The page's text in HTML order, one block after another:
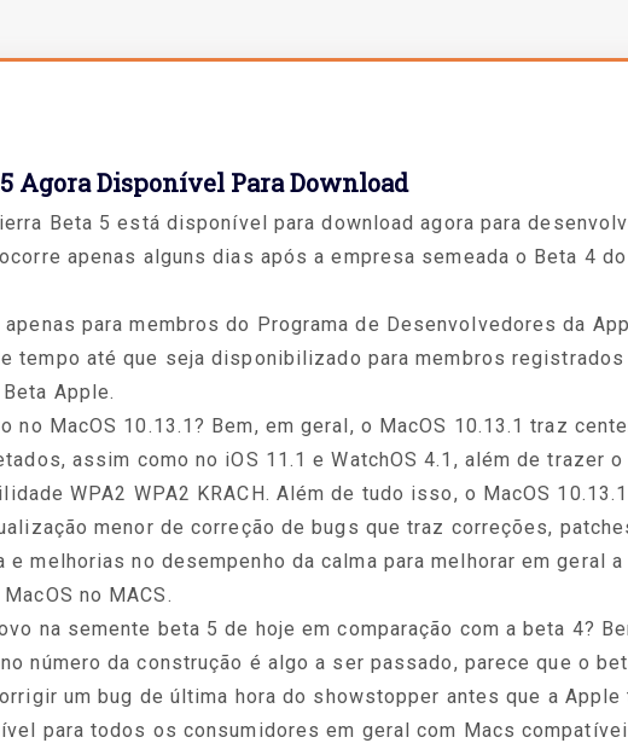
5 Agora Disponível Para Download
Beta 5 está disponível para download agora para
apenas alguns dias após a empresa semeada o Beta 4 do
para membros do Programa de Desenvolvedores da
tempo até que seja disponibilizado para membros registrados
Apple.
no MacOS 10.13.1? Bem, em geral, o MacOS 10.13.1 traz
assim como no iOS 11.1 e WatchOS 4.1, além de trazer o
WPA2 WPA2 KRACH. Além de tudo isso, o MacOS
menor de correção de bugs que traz correções,
e melhorias no desempenho da calma para melhorar em geral a
no MACS.
na semente beta 5 de hoje em comparação com a beta 4?
número da construção é algo a ser passado, parece que o
um bug de última hora do showstopper antes que a Apple
para todos os consumidores em geral com Macs